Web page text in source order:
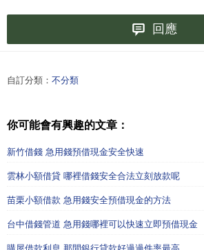
回應
自訂分類： 不分類
你可能會有興趣的文章：
新竹借錢 急用錢預借現金安全快速
雲林小額借貸 哪裡借錢安全合法立刻放款呢
苗栗小額借款 急用錢安全預借現金的方法
台中借錢管道 急用錢哪裡可以快速立即預借現金